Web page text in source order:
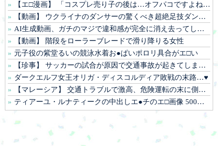
【エ□漫画】 「コスプレ売り子の後は…オフパコですよね？」「えっ？」
【動画】 ウクライナのダンサーの驚くべき超絶足技ダンスが凄すぎるｗ！！
AI生成動画、ガチのマジで違和感が完全に消え去ってしまう
【動画】 階段をローラーブレードで滑り降りる女性
元子役の紫堂るいの競泳水着お●ぱいポロリ具合がエ□い
【珍事】 サッカーの試合が原因で交通事故が起きてしまう。
ダークエルフ女王オリガ・ディスコルディア敗戦の末路…♥️
【マレーシア】 交通トラブルで激高、危険運転の末に側溝へ転落 車は大破、男に重い法的責任も
ティアーユ・ルナティークの中出しエ●チのエ□画像 500枚【ToLOVEる -とらぶる-】